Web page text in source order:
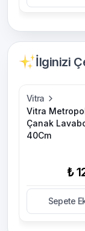
İlginizi
Vitra
Vitra
Çanak
40Cm
₺
Sepete